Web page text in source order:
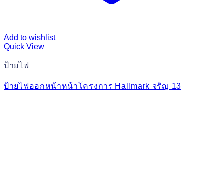
Add to wishlist
Quick View
ป้ายไฟ
ป้ายไฟออกหน้าหน้าโครงการ Hallmark จรัญ 13